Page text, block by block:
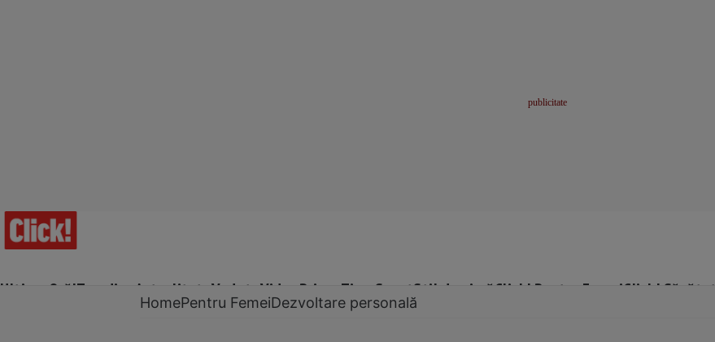
Ultima Oră!Trending Actualitate Vedete Video Prime Time SportStil de viațăClick! Pentru FemeiClick! Sănătate
HomePentru FemeiDezvoltare personală